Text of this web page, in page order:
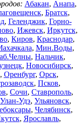
Абакан, Анапа,
, Братск,
, Геленджик, Горно-
, Ижевск, Иркутск,
, Киров, Краснодар,
, Мин.Воды,
, Нальчик,
, Новосибирск,
, Оренбург, Орск,
, Псков,
, Сочи, Ставрополь,
Улан-Удэ, Ульяновск,
, Челябинск,
, Ярославль,